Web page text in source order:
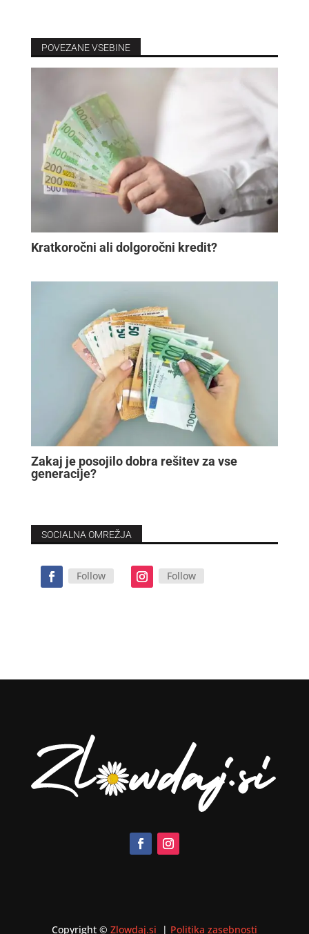
POVEZANE VSEBINE
Kratkoročni ali dolgoročni kredit?
Zakaj je posojilo dobra rešitev za vse
generacije?
SOCIALNA OMREŽJA
Follow Follow
Copyright © Zlowdaj.si | Politika zasebnosti